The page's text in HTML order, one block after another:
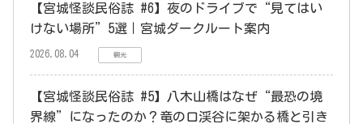
【宮城怪談民俗誌 #6】夜のドライブで“見てはい
けない場所”5選｜宮城ダークルート案内
2026.08.04 観光
【宮城怪談民俗誌 #5】八木山橋はなぜ“最恐の境
界線”になったのか？竜の口渓谷に架かる橋と引き